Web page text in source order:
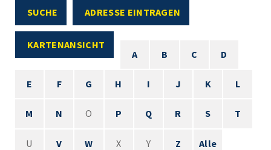
SUCHE ADRESSE EINTRAGEN
KARTENANSICHT
A
B C D
E F G H I J K L
M N O P Q R S T
U V W X Y Z Alle